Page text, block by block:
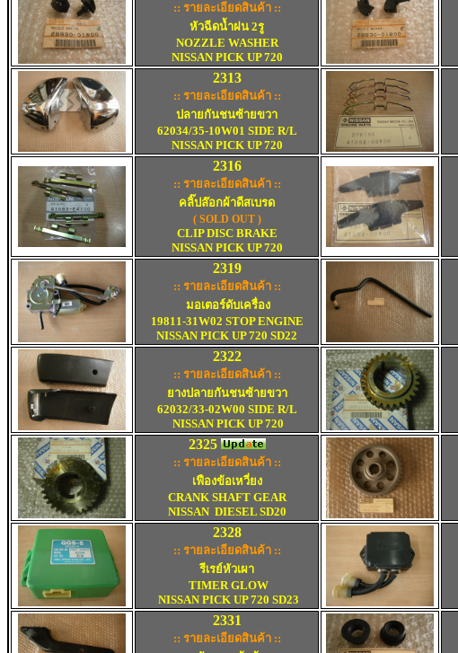
:: รายละเอียดสินค้า ::
หัวฉีดน้ำฝน 2รู
NOZZLE WASHER
NISSAN PICK UP 720
2313
:: รายละเอียดสินค้า ::
ปลายกันชนซ้ายขวา
62034/35-10W01 SIDE R/L
NISSAN PICK UP 720
2316
:: รายละเอียดสินค้า ::
คลิ๊ปล๊อกผ้าดีสเบรด
( SOLD OUT )
CLIP DISC BRAKE
NISSAN PICK UP 720
2319
:: รายละเอียดสินค้า ::
มอเตอร์ดับเครื่อง
19811-31W02 STOP ENGINE
NISSAN PICK UP 720 SD22
2322
:: รายละเอียดสินค้า ::
ยางปลายกันชนซ้ายขวา
62032/33-02W00 SIDE R/L
NISSAN PICK UP 720
2325
:: รายละเอียดสินค้า ::
เฟืองข้อเหวี่ยง
CRANK SHAFT GEAR
NISSAN DIESEL SD20
2328
:: รายละเอียดสินค้า ::
รีเรย์หัวเผา
TIMER GLOW
NISSAN PICK UP 720 SD23
2331
:: รายละเอียดสินค้า ::